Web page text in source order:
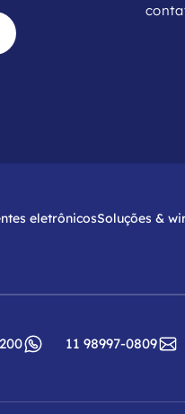
eletrônicosSoluções &
11 98997-0809